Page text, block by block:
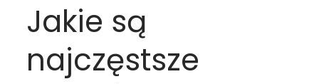
Jakie są
najczęstsze